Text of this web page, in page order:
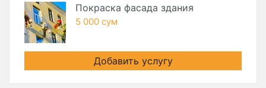
Покраска фасада здания
5 000 сум
Добавить услугу